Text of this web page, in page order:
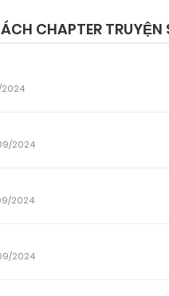
CHAPTER
2024
2024
2024
2024